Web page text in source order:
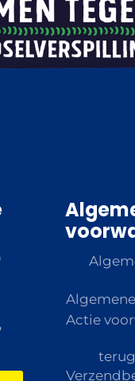
Actie